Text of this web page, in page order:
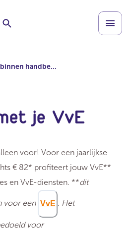
handbe...
je VvE
voor! Voor een jaarlijkse
€ 82* profiteert jouw VvE**
en VvE-diensten. **dit
voor een VvE . Het
voor